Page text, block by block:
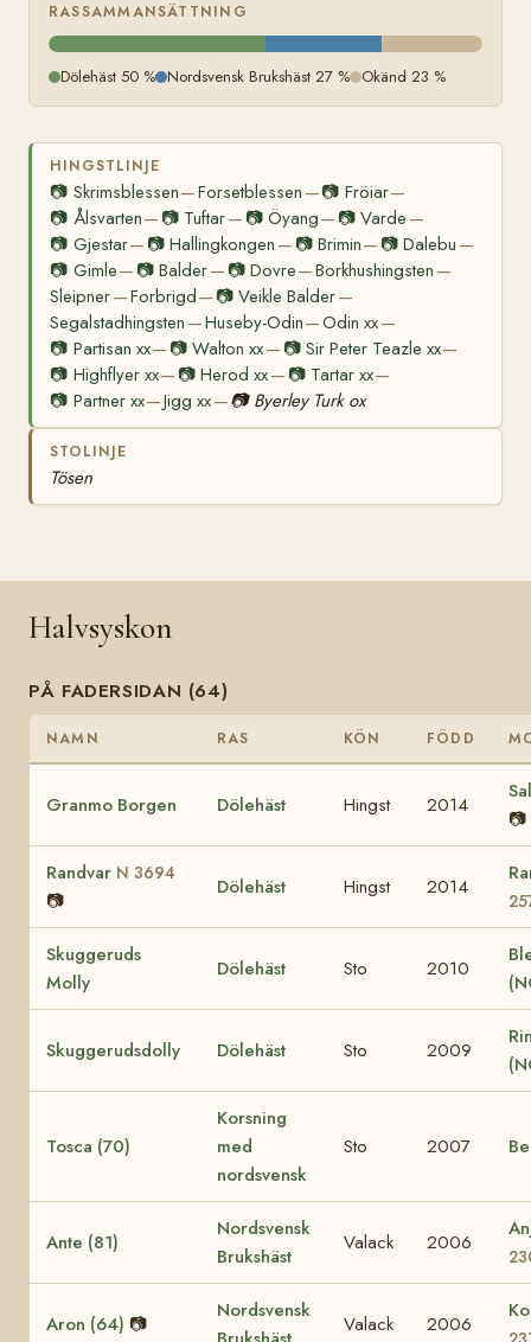
RASSAMMANSÄTTNING
Dölehäst 50 % Nordsvensk Brukshäst 27 % Okänd 23 %
HINGSTLINJE
📷 Skrimsblessen—Forsetblessen —📷 Fröiar—
📷 Ålsvarten— 📷 Tuftar— 📷 Öyang— 📷 Varde —
📷 Gjestar— 📷Hallingkongen — 📷 Brimin— 📷 Dalebu —
📷 Gimle— 📷Balder— 📷 Dovre—Borkhushingsten —
Sleipner—Forbrigd— 📷Veikle Balder—
Segalstadhingsten —Huseby-Odin—Odin xx—
📷 Partisan xx— 📷Walton xx— 📷 Sir Peter Teazle xx—
📷 Highflyer xx— 📷Herod xx— 📷 Tartar xx—
📷 Partner xx—Jigg xx—📷 Byerley Turk ox
STOLINJE
Tösen
Halvsyskon
PÅ FADERSIDAN (64)
NAMN RAS KÖN FÖDD
Granmo Borgen Dölehäst Hingst 2014
📷
Randvar N 3694
📷
Dölehäst Hingst 2014
Skuggeruds
Molly
Dölehäst Sto 2010
Skuggerudsdolly Dölehäst Sto 2009
Tosca (70)
Korsning
med
nordsvensk
Sto 2007
Ante (81)
Nordsvensk
Brukshäst
Valack 2006
Aron (64) 📷
Nordsvensk
Valack 2006